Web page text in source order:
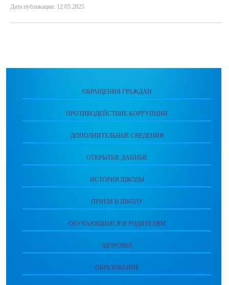
Дата публикации: 12.05.2025
ОБРАЩЕНИЯ ГРАЖДАН
ПРОТИВОДЕЙСТВИЕ КОРРУПЦИИ
ДОПОЛНИТЕЛЬНЫЕ СВЕДЕНИЯ
ОТКРЫТЫЕ ДАННЫЕ
ИСТОРИЯ ШКОЛЫ
ПРИЕМ В ШКОЛУ
ОБУЧАЮЩИМСЯ И РОДИТЕЛЯМ
ЗДОРОВЬЕ
ОБРАЗОВАНИЕ